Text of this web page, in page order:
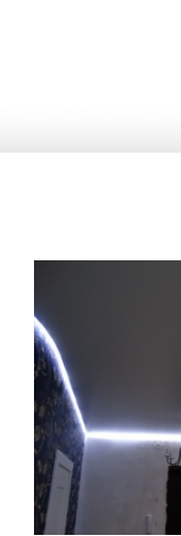
12 м